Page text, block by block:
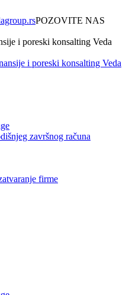
POZOVITE NAS
i poreski konsalting Veda
završnog računa
firme